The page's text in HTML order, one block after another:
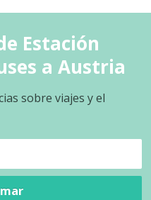
Estación
a Austria
sobre viajes y el